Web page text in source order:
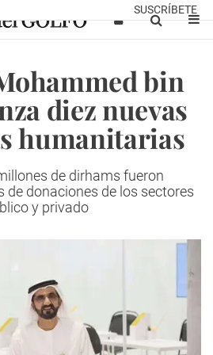
SUSCRÍBETE
bin
diez nuevas
humanitarias
de dirhams fueron
de donaciones de los sectores
y privado